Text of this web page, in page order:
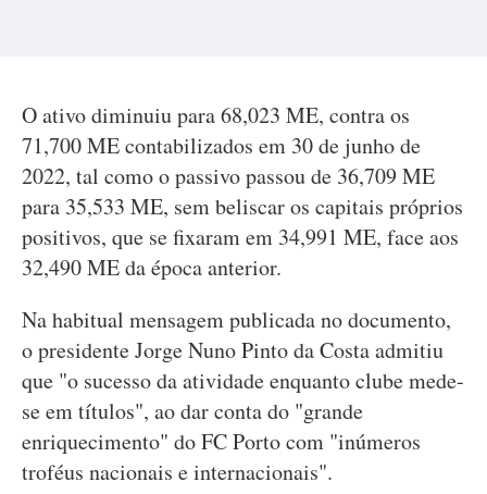
O ativo diminuiu para 68,023 ME, contra os
71,700 ME contabilizados em 30 de junho de
2022, tal como o passivo passou de 36,709 ME
para 35,533 ME, sem beliscar os capitais próprios
positivos, que se fixaram em 34,991 ME, face aos
32,490 ME da época anterior.
Na habitual mensagem publicada no documento,
o presidente Jorge Nuno Pinto da Costa admitiu
que "o sucesso da atividade enquanto clube mede-
se em títulos", ao dar conta do "grande
enriquecimento" do FC Porto com "inúmeros
troféus nacionais e internacionais".